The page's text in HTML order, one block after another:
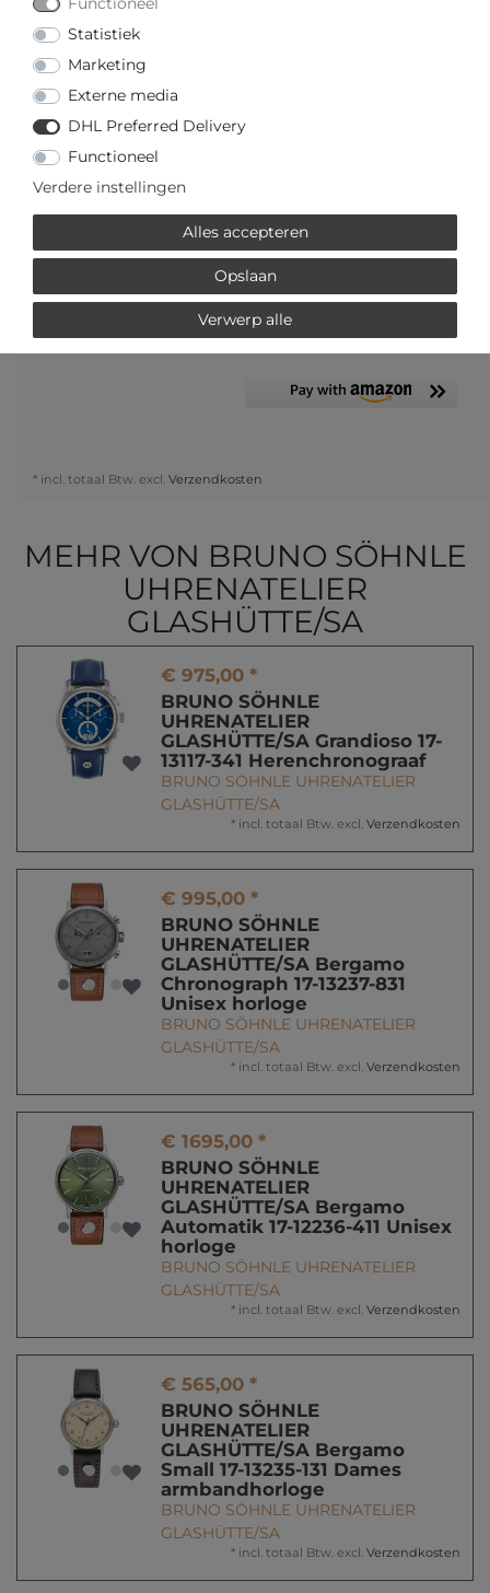
Uw prijs met3% korting
IN DE WINKELWAGEN
of
* incl. totaal Btw. excl. Verzendkosten
MEHR VON BRUNO SÖHNLE
UHRENATELIER
GLASHÜTTE/SA
€ 975,00 *
BRUNO SÖHNLE
UHRENATELIER
GLASHÜTTE/SA Grandioso 17-
13117-341 Herenchronograaf
BRUNO SÖHNLE UHRENATELIER
GLASHÜTTE/SA
* incl. totaal Btw. excl. Verzendkosten
€ 995,00 *
BRUNO SÖHNLE
UHRENATELIER
GLASHÜTTE/SA Bergamo
Chronograph 17-13237-831
Unisex horloge
BRUNO SÖHNLE UHRENATELIER
GLASHÜTTE/SA
* incl. totaal Btw. excl. Verzendkosten
€ 1695,00 *
BRUNO SÖHNLE
UHRENATELIER
GLASHÜTTE/SA Bergamo
Automatik 17-12236-411 Unisex
horloge
BRUNO SÖHNLE UHRENATELIER
GLASHÜTTE/SA
* incl. totaal Btw. excl. Verzendkosten
€ 565,00 *
BRUNO SÖHNLE
UHRENATELIER
GLASHÜTTE/SA Bergamo
Small 17-13235-131 Dames
armbandhorloge
BRUNO SÖHNLE UHRENATELIER
GLASHÜTTE/SA
* incl. totaal Btw. excl. Verzendkosten
Statistiek
Marketing
Externe media
DHL Preferred Delivery
Functioneel
Verdere instellingen
Alles accepteren
Opslaan
Verwerp alle